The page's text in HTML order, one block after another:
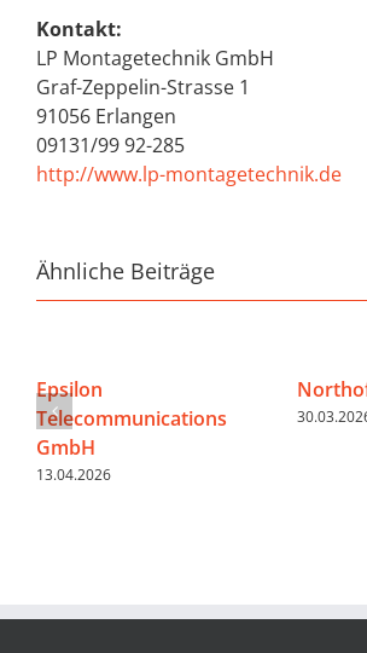
Kontakt:
LP Montagetechnik GmbH
Graf-Zeppelin-Strasse 1
91056 Erlangen
09131/99 92-285
http://www.lp-montagetechnik.de
Ähnliche Beiträge
Epsilon
Telecommunications
GmbH
13.04.2026